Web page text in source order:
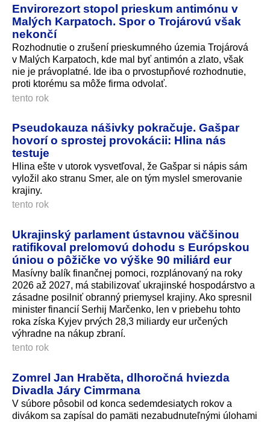
Envirorezort stopol prieskum antimónu v
Malých Karpatoch. Spor o Trojárovú však
nekončí
Rozhodnutie o zrušení prieskumného územia Trojárová
v Malých Karpatoch, kde mal byť antimón a zlato, však
nie je právoplatné. Ide iba o prvostupňové rozhodnutie,
proti ktorému sa môže firma odvolať.
tento rok
Pseudokauza nášivky pokračuje. Gašpar
hovorí o sprostej provokácii: Hlina nás
testuje
Hlina ešte v utorok vysvetľoval, že Gašpar si nápis sám
vyložil ako stranu Smer, ale on tým myslel smerovanie
krajiny.
tento rok
Ukrajinský parlament ústavnou väčšinou
ratifikoval prelomovú dohodu s Európskou
úniou o pôžičke vo výške 90 miliárd eur
Masívny balík finančnej pomoci, rozplánovaný na roky
2026 až 2027, má stabilizovať ukrajinské hospodárstvo a
zásadne posilniť obranný priemysel krajiny. Ako spresnil
minister financií Serhij Marčenko, len v priebehu tohto
roka získa Kyjev prvých 28,3 miliardy eur určených
výhradne na nákup zbraní.
tento rok
Zomrel Jan Hraběta, dlhoročná hviezda
Divadla Járy Cimrmana
V súbore pôsobil od konca sedemdesiatych rokov a
divákom sa zapísal do pamäti nezabudnuteľnými úlohami